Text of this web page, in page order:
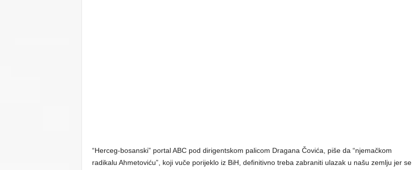
“Herceg-bosanski” portal ABC pod dirigentskom palicom Dragana Čovića, piše da “njemačkom
radikalu Ahmetoviću”, koji vuče porijeklo iz BiH, definitivno treba zabraniti ulazak u našu zemlju jer se